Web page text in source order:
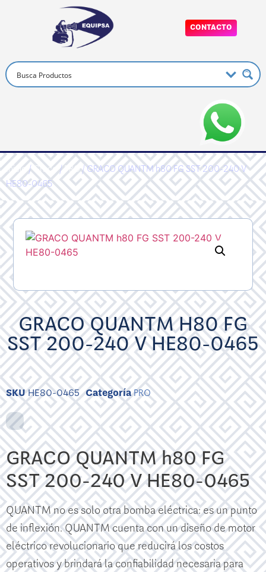
CONTACTO
Inicio/Graco/PRO/ GRACO QUANTM h80 FG SST 200-240 V
HE80-0465
GRACO QUANTM H80 FG
SST 200-240 V HE80-0465
SKUHE80-0465 CategoríaPRO
GRACO QUANTM h80 FG
SST 200-240 V HE80-0465
QUANTM no es solo otra bomba eléctrica: es un punto
de inflexión. QUANTM cuenta con un diseño de motor
eléctrico revolucionario que reducirá los costos
operativos y brindará la confiabilidad necesaria para